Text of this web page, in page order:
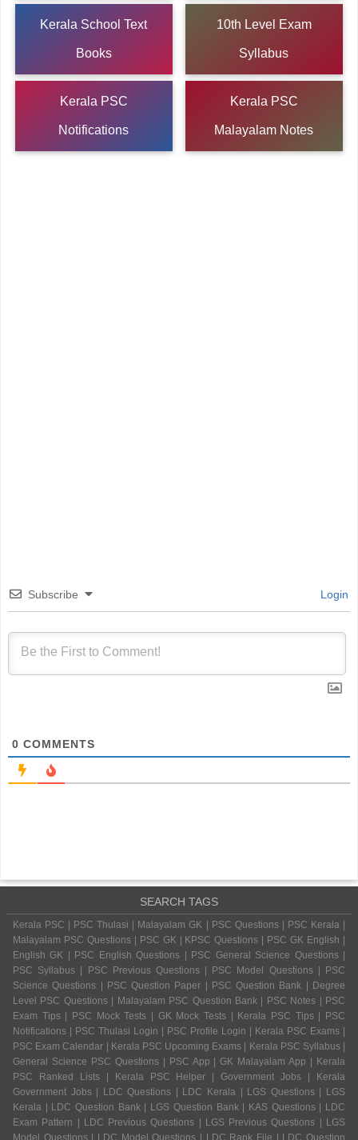
Kerala School Text
Books
10th Level Exam
Syllabus
Kerala PSC
Notifications
Kerala PSC
Malayalam Notes
Subscribe Login
0 COMMENTS
SEARCH TAGS
Kerala PSC | PSC Thulasi | Malayalam GK | PSC Questions | PSC Kerala |
Malayalam PSC Questions | PSC GK | KPSC Questions | PSC GK English |
English GK | PSC English Questions | PSC General Science Questions |
PSC Syllabus | PSC Previous Questions | PSC Model Questions | PSC
Science Questions | PSC Question Paper | PSC Question Bank | Degree
Level PSC Questions | Malayalam PSC Question Bank | PSC Notes | PSC
Exam Tips | PSC Mock Tests | GK Mock Tests | Kerala PSC Tips | PSC
Notifications | PSC Thulasi Login | PSC Profile Login | Kerala PSC Exams |
PSC Exam Calendar | Kerala PSC Upcoming Exams | Kerala PSC Syllabus |
General Science PSC Questions | PSC App | GK Malayalam App | Kerala
PSC Ranked Lists | Kerala PSC Helper | Government Jobs | Kerala
Government Jobs | LDC Questions | LDC Kerala | LGS Questions | LGS
Kerala | LDC Question Bank | LGS Question Bank | KAS Questions | LDC
Exam Pattern | LDC Previous Questions | LGS Previous Questions | LGS
Model Questions | LDC Model Questions | LDC Rank File | LDC Question